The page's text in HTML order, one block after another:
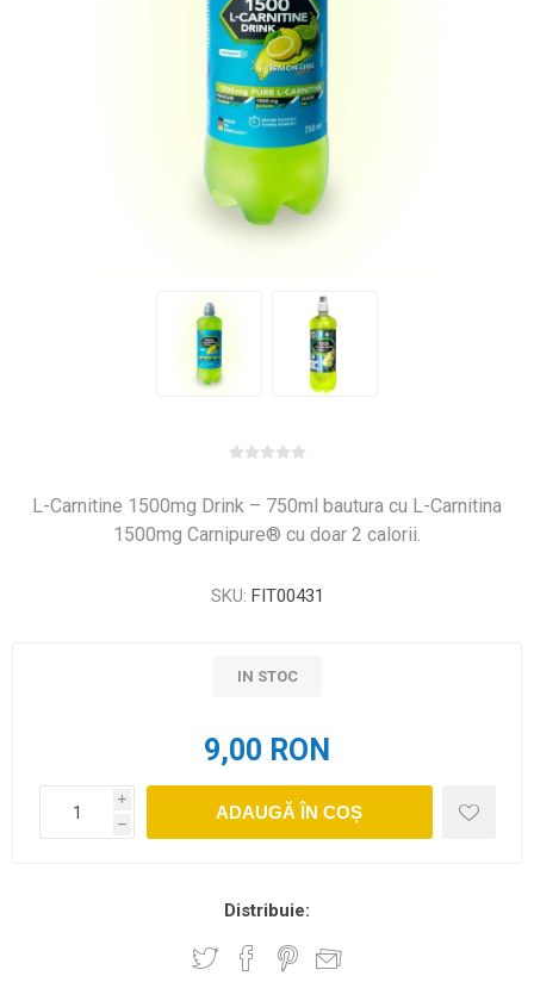
L-Carnitine 1500mg Drink – 750ml bautura cu L-Carnitina
1500mg Carnipure® cu doar 2 calorii.
SKU: FIT00431
IN STOC
9,00 RON
i
h
ADAUGĂ ÎN COȘ
Distribuie: